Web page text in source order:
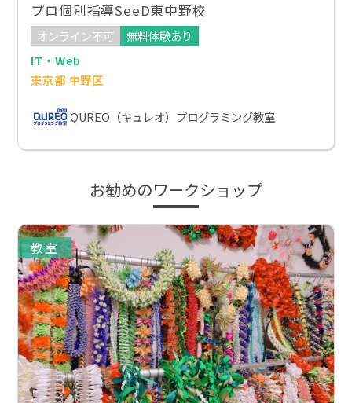
プロ個別指導SeeD東中野校
オンライン不可
無料体験あり
IT・Web
東京都 中野区
QUREO（キュレオ）プログラミング教室
お勧めのワークショップ
教室